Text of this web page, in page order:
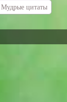
Мудрые цитаты